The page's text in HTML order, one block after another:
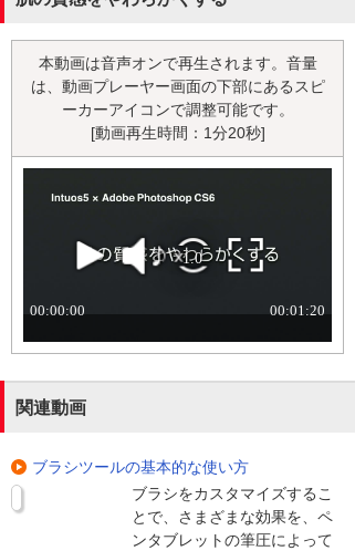
本動画は音声オンで再生されます。音量
は、動画プレーヤー画面の下部にあるスピ
ーカーアイコンで調整可能です。
[動画再生時間：1分20秒]
関連動画
ブラシツールの基本的な使い方
ブラシをカスタマイズするこ
とで、さまざまな効果を、ペ
ンタブレットの筆圧によって